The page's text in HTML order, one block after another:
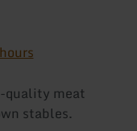
quality meat
stables.